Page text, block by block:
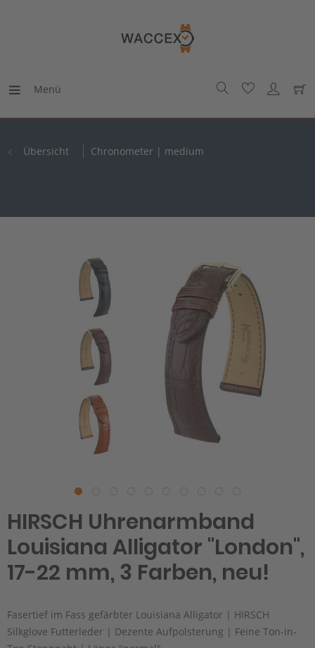
Menü
Übersicht Chronometer | medium
HIRSCH Uhrenarmband
Louisiana Alligator "London",
17-22 mm, 3 Farben, neu!
Fasertief im Fass gefärbter Louisiana Alligator | HIRSCH
Silkglove Futterleder | Dezente Aufpolsterung | Feine Ton-in-